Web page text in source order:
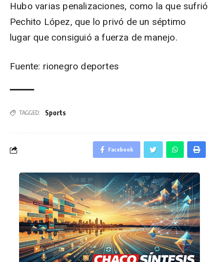
Hubo varias penalizaciones, como la que sufrió
Pechito López, que lo privó de un séptimo
lugar que consiguió a fuerza de manejo.
Fuente: rionegro deportes
TAGGED: Sports
Facebook